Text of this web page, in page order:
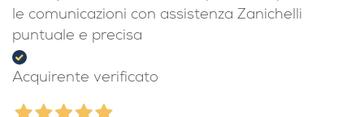
21 Luglio 2026
Ottimo rapporto qualità prezzo imballo curato
ho acquistato Nikon d810. Spedizione puntuale
le comunicazioni con assistenza Zanichelli